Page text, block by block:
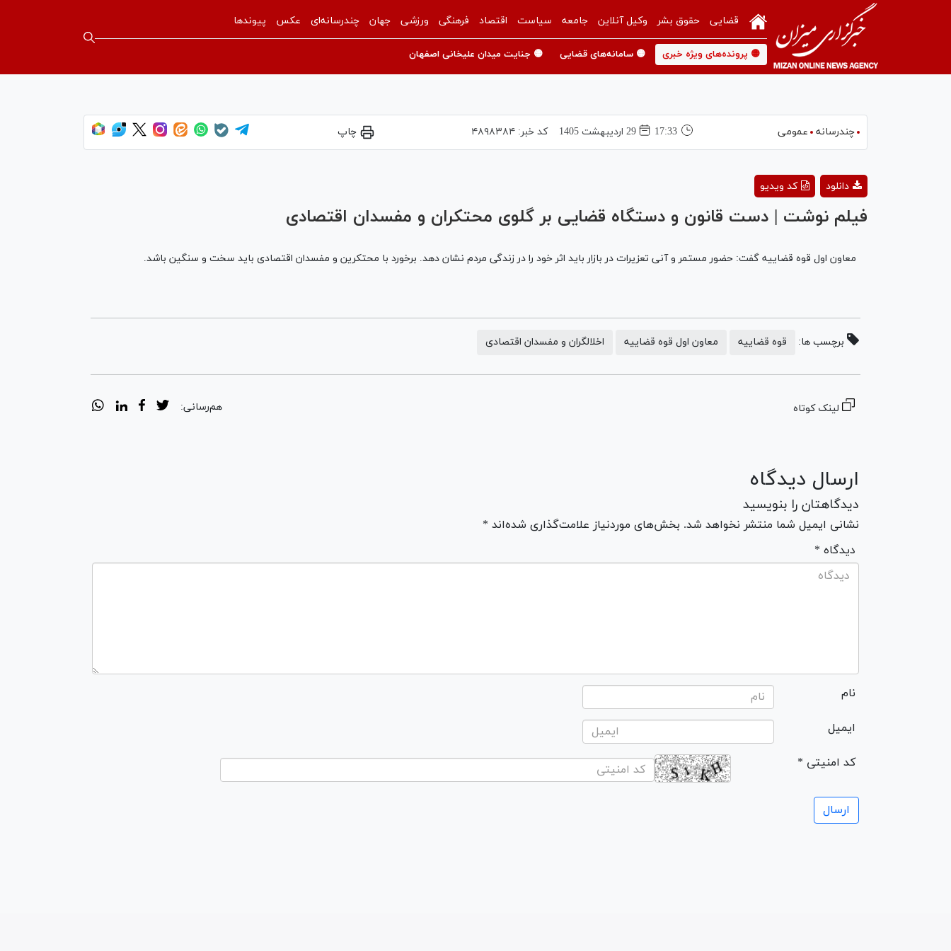
قضایی حقوق بشر وکیل آنلاین جامعه سیاست اقتصاد فرهنگی ورزشی جهان چندرسانه‌ای عکس پیوندها
🟡 پرونده‌های ویژه خبری 🟡 سامانه‌های قضایی 🟡 جنایت میدان علیخانی اصفهان
چندرسانه عمومی 17:33 29 ارديبهشت 1405 کد خبر: ۴۸۹۸۳۸۴ چاپ
Video
کد ویدیو دانلود
فیلم نوشت | دست قانون و دستگاه قضایی بر گلوی محتکران و مفسدان اقتصادی
معاون اول قوه قضاییه گفت: حضور مستمر و آنی تعزیرات در بازار باید اثر خود را در زندگی مردم نشان دهد. برخورد با محتکرین و مفسدان اقتصادی باید سخت و سنگین باشد.
برچسب ها: قوه قضاییه معاون اول قوه قضاییه اخلالگران و مفسدان اقتصادی
لینک کوتاه هم‌رسانی:
ارسال دیدگاه
دیدگاهتان را بنویسید
نشانی ایمیل شما منتشر نخواهد شد. بخش‌های موردنیاز علامت‌گذاری شده‌اند *
* دیدگاه
نام
ایمیل
* کد امنیتی